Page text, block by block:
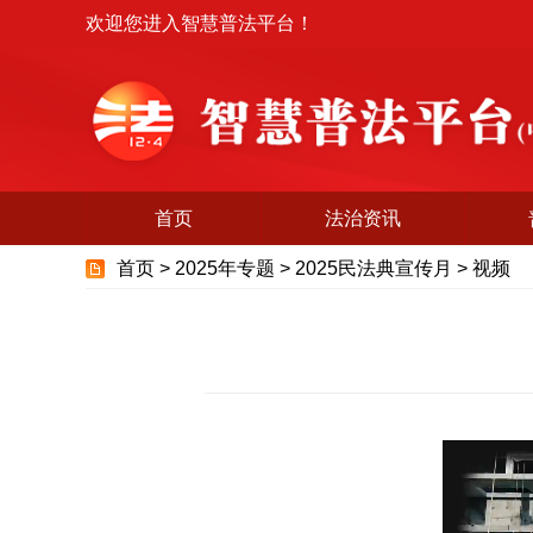
欢迎您进入智慧普法平台！
首页 法治资讯
首页 > 2025年专题 > 2025民法典宣传月 > 视频